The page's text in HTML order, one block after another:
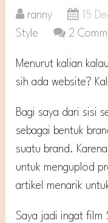
ranny 15
Style
2
Menurut kalian
sih ada website?
Bagi saya dari sisi
sebagai bentuk
suatu brand.
untuk menguplod
artikel menarik
Saya jadi ingat film